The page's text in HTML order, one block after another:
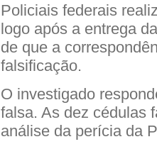
Policiais federais
logo após a entrega
de que a
falsificação.
O investigado
falsa. As dez cédulas
análise da perícia da